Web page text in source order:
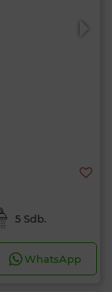
5 Sdb.
WhatsApp